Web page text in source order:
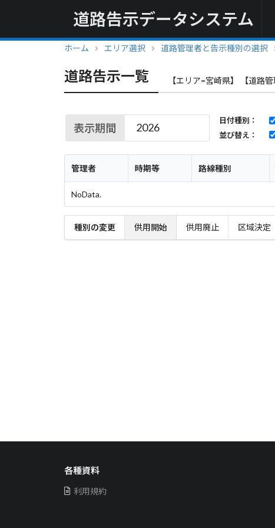
道路告示データシステム
ホーム エリア選択 道路管理者と告示種別の選択
道路告示一覧 【エリア=宮崎県】 【道路
表示期間
日付種別：
並び替え：
管理者 時期等 路線種別
NoData.
種別の変更 供用開始 供用廃止 区域決定
各種資料
利用規約